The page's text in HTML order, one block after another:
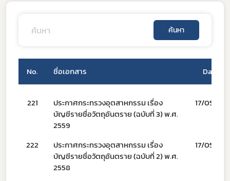
ค้นหา
No. ชื่อเอกสาร Date
221
ประกาศกระทรวงอุตสาหกรรม เรื่อง
บัญชีรายชื่อวัตถุอันตราย (ฉบับที่ 3) พ.ศ.
2559
17/05/66
222
ประกาศกระทรวงอุตสาหกรรม เรื่อง
บัญชีรายชื่อวัตถุอันตราย (ฉบับที่ 2) พ.ศ.
2558
17/05/66